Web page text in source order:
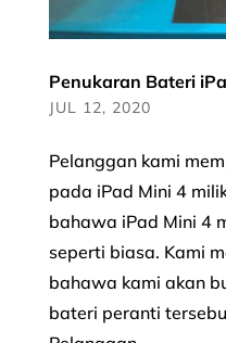
Penukaran Bateri
JUL 12, 2020
Pelanggan kami
pada iPad Mini 4
bahawa iPad Mini 4
seperti biasa. Kami
bahawa kami akan
bateri peranti